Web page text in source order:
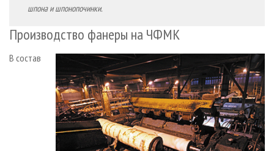
шпона и шпонопочинки.
Производство фанеры на ЧФМК
В состав